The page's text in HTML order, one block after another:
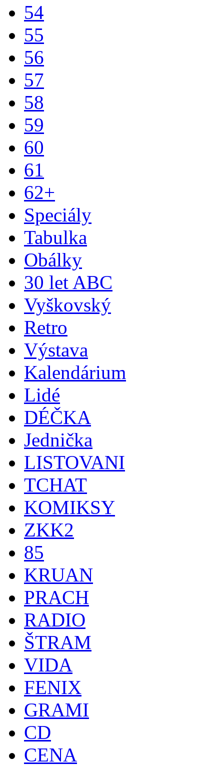
54
55
56
57
58
59
60
61
62+
Speciály
Tabulka
Obálky
30 let ABC
Vyškovský
Retro
Výstava
Kalendárium
Lidé
DÉČKA
Jednička
LISTOVANI
TCHAT
KOMIKSY
ZKK2
85
KRUAN
PRACH
RADIO
ŠTRAM
VIDA
FENIX
GRAMI
CD
CENA